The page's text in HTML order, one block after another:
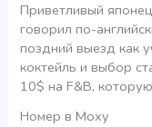
Приветливый
говорил по-
поздний выезд как
коктейль и выбор
10$ на F&B,
Номер в Moxy